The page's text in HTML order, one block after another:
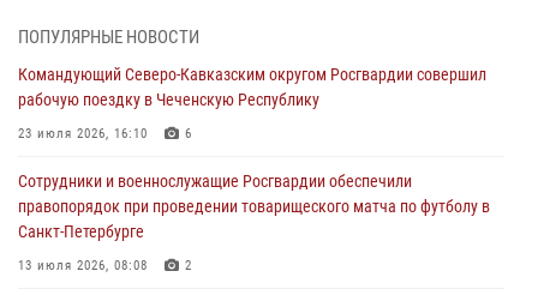
определили на Кубани
В Ульяновске росгвардейцы присоединились к донорской акции
(видео)
В регионах Урала бойцам Росгвардии в зону СВО передали свежие
тиражи газет
09 августа 2026, 05:00
ПОПУЛЯРНЫЕ НОВОСТИ
Командующий Северо-Кавказским округом Росгвардии совершил
рабочую поездку в Чеченскую Республику
23 июля 2026, 16:10 6
Сотрудники и военнослужащие Росгвардии обеспечили
правопорядок при проведении товарищеского матча по футболу в
Санкт-Петербурге
13 июля 2026, 08:08 2